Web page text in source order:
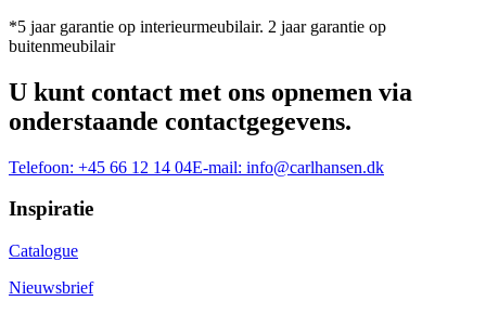
*5 jaar garantie op interieurmeubilair. 2 jaar garantie op
buitenmeubilair
U kunt contact met ons opnemen via
onderstaande contactgegevens.
Telefoon: +45 66 12 14 04E-mail: info@carlhansen.dk
Inspiratie
Catalogue
Nieuwsbrief